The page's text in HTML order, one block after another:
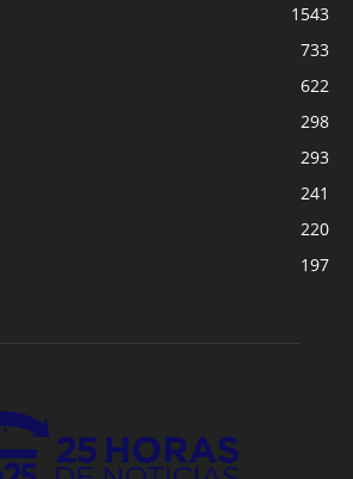
1543
733
622
298
293
241
220
197